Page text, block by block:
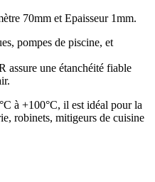
70mm et Epaisseur 1mm.
pompes de piscine, et
assure une étanchéité fiable
à +100°C, il est idéal pour la
robinets, mitigeurs de cuisine